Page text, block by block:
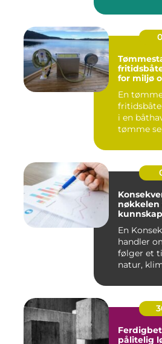
fritidsbåter trygg
for miljø
En
i en
tømme
nøkkelen
En
handler
følger et
natur,
Ferdigbetong
pålitelig